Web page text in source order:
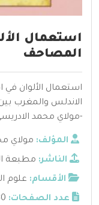
استعمال
المصاحف
استعمال الألوان
الاندلس والمغرب
-مولاي محمد
المؤلف: مولاي
الناشر: مطبعة
الأقسام: علوم
عدد الصفحات: